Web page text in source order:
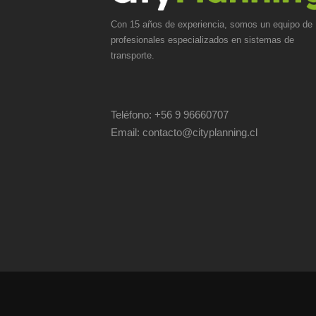
Con 15 años de experiencia, somos un equipo de
profesionales especializados en sistemas de
transporte.
Teléfono: +56 9 96660707
Email: contacto@cityplanning.cl